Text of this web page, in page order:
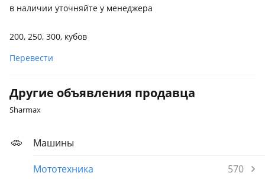
в наличии уточняйте у менеджера
200, 250, 300, кубов
Перевести
Другие объявления продавца
Sharmax
Машины
Мототехника
570